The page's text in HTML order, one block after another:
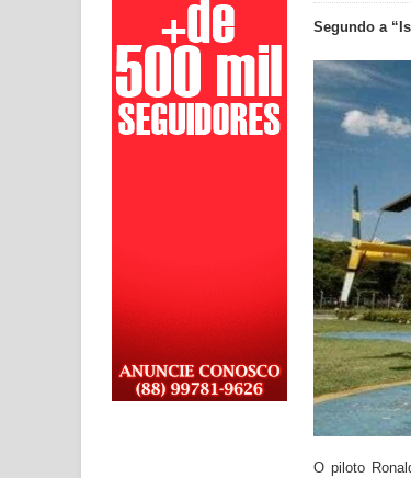
Segundo a
O piloto